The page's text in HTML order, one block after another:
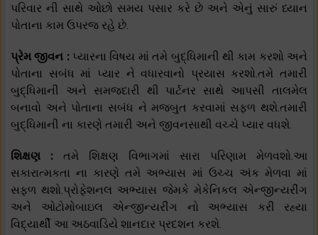
પરિવાર ની સાથે ઓછો સમય પસાર કરે છે અને એનું સારું ધ્યાન
પોતાના કામ ઉપરજ રહે છે.
પ્રેમ જીવન : પ્યારના વિષય માં તમે બુદ્ધિમાની થી કામ કરશો અને
પોતાના સબંધ માં પ્યાર ને વધારવાનો પ્રયાસ કરશો.તમે તમારી
બુદ્ધિમાની અને સમજદારી થી પાર્ટનર સાથે આપસી તાલમેલ
બનાવો અને પોતાના સબંધ ને મજબુત કરવામાં સફળ થશે.તમારી
બુદ્ધિમાની ના કારણે તમારી અને જીવનસાથી વચ્ચે પ્યાર વધશે.
શિક્ષણ : તમે શિક્ષણ વિભાગમાં સારા પરિણામ મેળવશો.આ
સકારાત્મકતા ના કારણે તમે અભ્યાસ માં ઉચ્ચ અંક મેળવા માં
સફળ થશો.પ્રોફેશનલ અભ્યાસ જેમકે મેકેનિકલ એન્જીન્યરીંગ
અને ઓટોમોબાઇલ એન્જીન્યરીંગ નો અભ્યાસ કરી રહ્યા
વિદ્યાર્થી આ અઠવાડિયે શાનદાર પ્રદશન કરશે.